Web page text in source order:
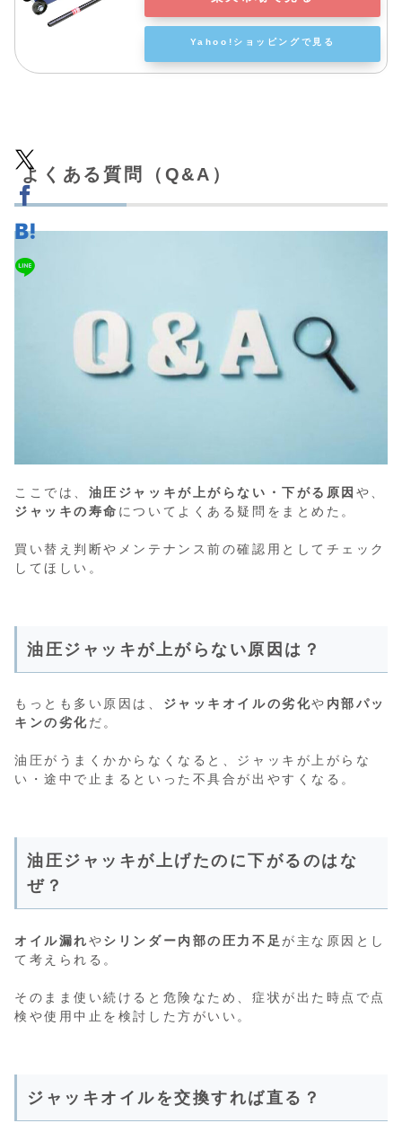
Yahoo!ショッピングで見る
よくある質問（Q&A）
ここでは、 油圧ジャッキが上がらない・下がる原因 や、
ジャッキの寿命 についてよくある疑問をまとめた。
買い替え判断やメンテナンス前の確認用としてチェック
してほしい。
油圧ジャッキが上がらない原因は？
もっとも多い原因は、 ジャッキオイルの劣化や 内部パッ
キンの劣化だ。
油圧がうまくかからなくなると、ジャッキが上がらな
い・途中で止まるといった不具合が出やすくなる。
油圧ジャッキが上げたのに下がるのはな
ぜ？
オイル漏れやシリンダー内部の圧力不足 が主な原因とし
て考えられる。
そのまま使い続けると危険なため、症状が出た時点で点
検や使用中止を検討した方がいい。
ジャッキオイルを交換すれば直る？